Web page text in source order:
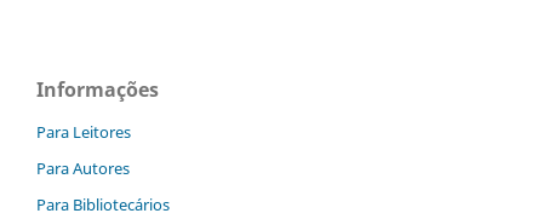
Informações
Para Leitores
Para Autores
Para Bibliotecários